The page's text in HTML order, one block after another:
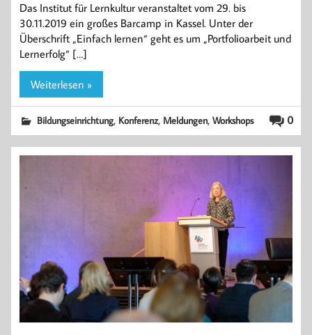
Das Institut für Lernkultur veranstaltet vom 29. bis
30.11.2019 ein großes Barcamp in Kassel. Unter der
Überschrift „Einfach lernen“ geht es um „Portfolioarbeit und
Lernerfolg“ […]
Weiterlesen »
0
Bildungseinrichtung, Konferenz, Meldungen,Workshops